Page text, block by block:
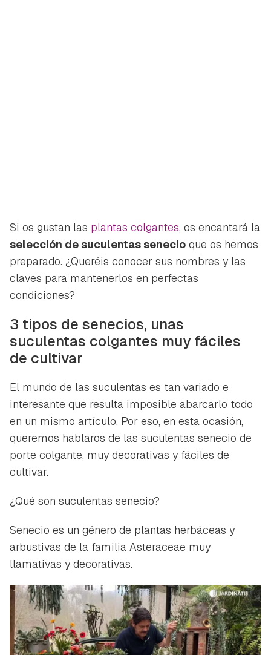
Si os gustan las plantas colgantes, os encantará la
selección de suculentas senecio que os hemos
preparado. ¿Queréis conocer sus nombres y las
claves para mantenerlos en perfectas
condiciones?
3 tipos de senecios, unas
suculentas colgantes muy fáciles
de cultivar
El mundo de las suculentas es tan variado e
interesante que resulta imposible abarcarlo todo
en un mismo artículo. Por eso, en esta ocasión,
queremos hablaros de las suculentas senecio de
porte colgante, muy decorativas y fáciles de
cultivar.
¿Qué son suculentas senecio?
Senecio es un género de plantas herbáceas y
arbustivas de la familia Asteraceae muy
llamativas y decorativas.